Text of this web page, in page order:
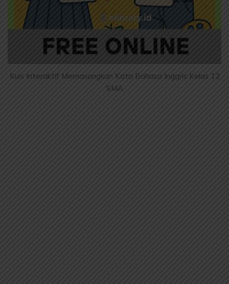
Kuis Interaktif Memasangkan Kata Bahasa Inggris Kelas 12
SMA